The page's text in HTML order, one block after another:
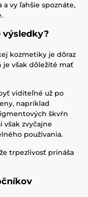
vy ľahšie spoznáte,
kozmetiky je dôraz
je však dôležité mať
viditeľné už po
napríklad
škvŕn
však zvyčajne
používania.
trpezlivosť prináša